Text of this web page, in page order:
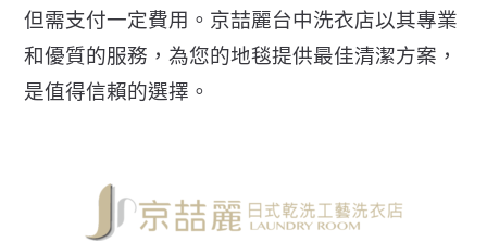
但需支付一定費用。京喆麗台中洗衣店以其專業
和優質的服務，為您的地毯提供最佳清潔方案，
是值得信賴的選擇。